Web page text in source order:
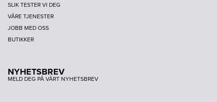
SLIK TESTER VI DEG
VÅRE TJENESTER
JOBB MED OSS
BUTIKKER
NYHETSBREV
MELD DEG PÅ VÅRT NYHETSBREV